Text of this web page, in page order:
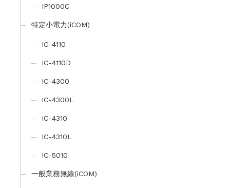
IP1000C
特定小電力(iCOM)
IC-4110
IC-4110D
IC-4300
IC-4300L
IC-4310
IC-4310L
IC-5010
一般業務無線(iCOM)